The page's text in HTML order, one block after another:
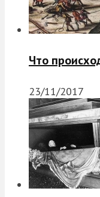
Что
23/11/2017